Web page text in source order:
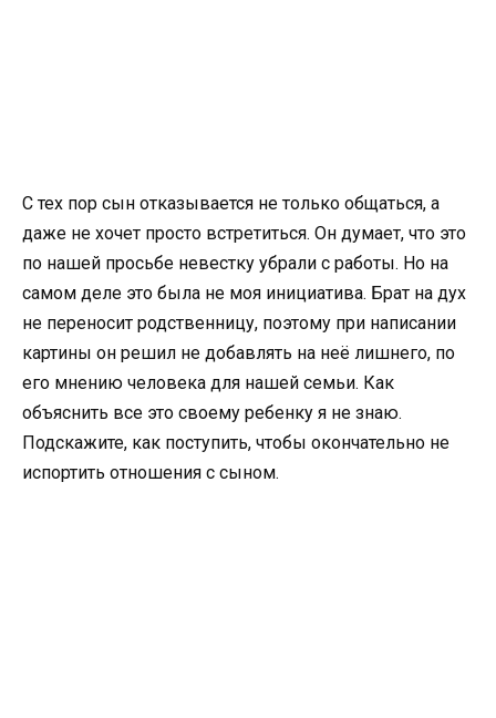
С тех пор сын отказывается не только общаться, а
даже не хочет просто встретиться. Он думает, что это
по нашей просьбе невестку убрали с работы. Но на
самом деле это была не моя инициатива. Брат на дух
не переносит родственницу, поэтому при написании
картины он решил не добавлять на неё лишнего, по
его мнению человека для нашей семьи. Как
объяснить все это своему ребенку я не знаю.
Подскажите, как поступить, чтобы окончательно не
испортить отношения с сыном.